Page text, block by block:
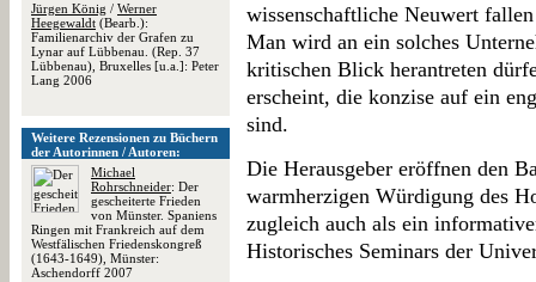
Jürgen König / Werner
Heegewaldt (Bearb.):
Familienarchiv der Grafen zu
Lynar auf Lübbenau. (Rep. 37
Lübbenau), Bruxelles [u.a.]: Peter
Lang 2006
Weitere Rezensionen zu Büchern
der Autorinnen / Autoren:
Michael
Rohrschneider: Der
gescheiterte Frieden
von Münster. Spaniens
Ringen mit Frankreich auf dem
Westfälischen Friedenskongreß
(1643-1649), Münster:
Aschendorff 2007
wissenschaftliche Neuwert
Man wird an ein solches
kritischen Blick herantreten
erscheint, die konzise auf ein
sind.
Die Herausgeber eröffnen den
warmherzigen Würdigung des
zugleich auch als ein
Historisches Seminars der